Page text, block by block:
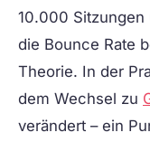
10.000
die Bounce Rate
Theorie. In der
dem Wechsel zu
verändert – ein